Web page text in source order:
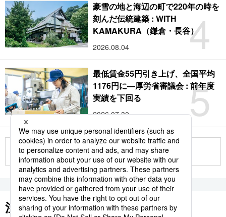
4
豪雪の地と海辺の町で220年の時を
刻んだ伝統建築 : WITH
KAMAKURA（鎌倉・長谷）
2026.08.04
5
最低賃金55円引き上げ、全国平均
1176円に―厚労省審議会 : 前年度
実績を下回る
2026.07.30
もっと見る
注目のキーワード